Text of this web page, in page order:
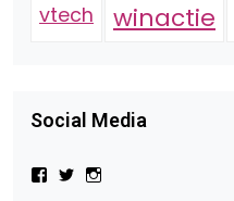
vtech winactie
Social Media
BekijkBekijk